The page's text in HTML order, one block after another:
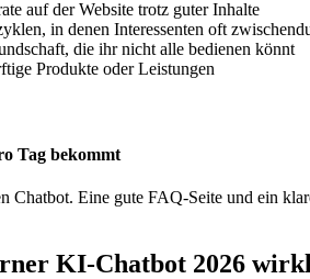
auf der Website trotz guter Inhalte
in denen Interessenten oft
die ihr nicht alle bedienen könnt
Produkte oder Leistungen
Tag bekommt
Chatbot. Eine gute FAQ-Seite und ein
KI-Chatbot 2026